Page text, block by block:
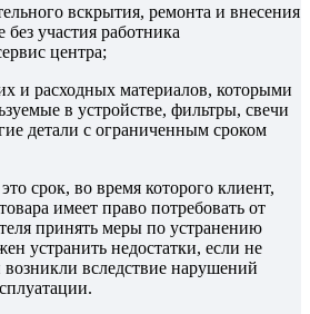
вскрытия, ремонта и внесения
участия работника
центра;
и расходных материалов, которыми
в устройстве, фильтры, свечи
детали с ограниченным сроком
срок, во время которого клиент,
имеет право потребовать от
принять меры по устранению
устранить недостатки, если не
возникли вследствие нарушений